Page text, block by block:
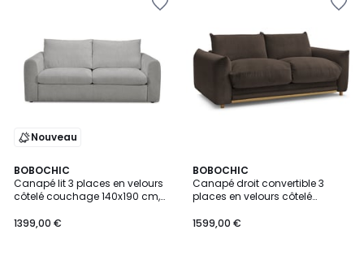
Nouveau
BOBOCHIC
Canapé lit 3 places en velours
côtelé couchage 140x190 cm,
1399,00 €
7
Couleurs
BOBOCHIC
Canapé droit convertible 3
places en velours côtelé
1599,00 €
9
Couleurs